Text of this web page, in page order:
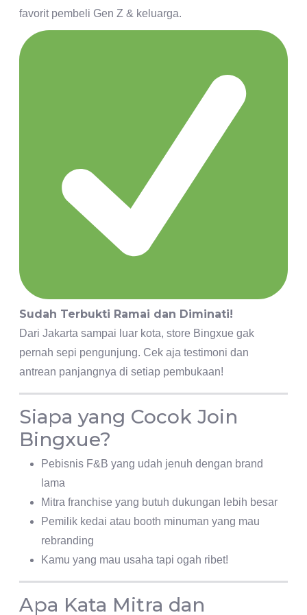
favorit pembeli Gen Z & keluarga.
Sudah Terbukti Ramai dan Diminati!
Dari Jakarta sampai luar kota, store Bingxue gak
pernah sepi pengunjung. Cek aja testimoni dan
antrean panjangnya di setiap pembukaan!
Siapa yang Cocok Join
Bingxue?
Pebisnis F&B yang udah jenuh dengan brand
lama
Mitra franchise yang butuh dukungan lebih besar
Pemilik kedai atau booth minuman yang mau
rebranding
Kamu yang mau usaha tapi ogah ribet!
Apa Kata Mitra dan